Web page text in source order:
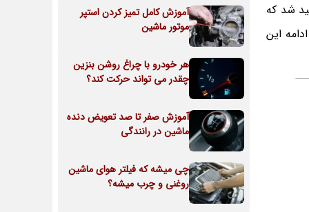
خواهید شد که
داریم در ادامه این
آموزش کامل تمیز کردن استپر
موتور ماشین
هر خودرو با چراغ روشن بنزین
چقدر می تواند حرکت کند؟
آموزش صفر تا صد تعویض دنده
ماشین در رانندگی
چی میشه که فیلتر هوای ماشین
روغنی و چرب میشه؟